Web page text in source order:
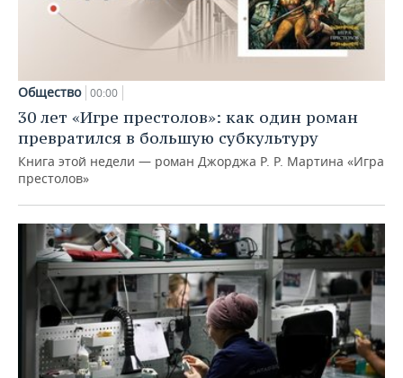
Общество 00:00
30 лет «Игре престолов»: как один роман
превратился в большую субкультуру
Книга этой недели — роман Джорджа Р. Р. Мартина «Игра
престолов»